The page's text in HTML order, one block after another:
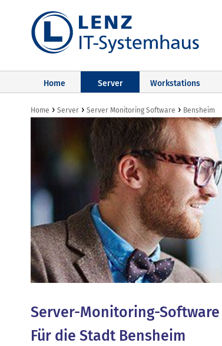
Home Server Workstations
Home › Server › Server Monitoring Software › Bensheim
Server-Monitoring-Software
Für die Stadt Bensheim